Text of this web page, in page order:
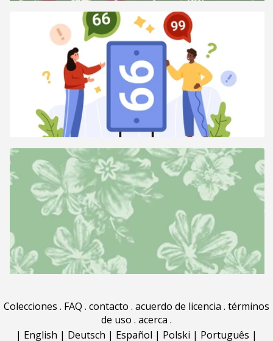
Colecciones . FAQ . contacto . acuerdo de licencia . términos
de uso . acerca .
| English | Deutsch | Español | Polski | Português |